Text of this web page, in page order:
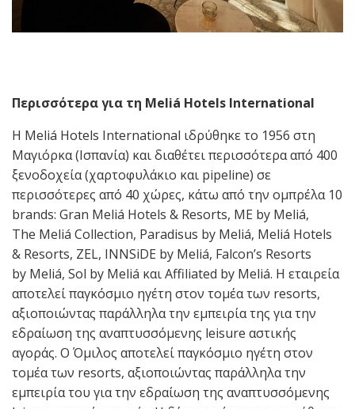
Περισσότερα για τη Meliá Hotels International
Η Meliá Hotels International ιδρύθηκε το 1956 στη
Μαγιόρκα (Ισπανία) και διαθέτει περισσότερα από 400
ξενοδοχεία (χαρτοφυλάκιο και pipeline) σε
περισσότερες από 40 χώρες, κάτω από την ομπρέλα 10
brands: Gran Meliá Hotels & Resorts, ME by Meliá,
The Meliá Collection, Paradisus by Meliá, Meliá Hotels
& Resorts, ZEL, INNSiDE by Meliá, Falcon’s Resorts
by Meliá, Sol by Meliá και Affiliated by Meliá. Η εταιρεία
αποτελεί παγκόσμιο ηγέτη στον τομέα των resorts,
αξιοποιώντας παράλληλα την εμπειρία της για την
εδραίωση της αναπτυσσόμενης leisure αστικής
αγοράς. Ο Όμιλος αποτελεί παγκόσμιο ηγέτη στον
τομέα των resorts, αξιοποιώντας παράλληλα την
εμπειρία του για την εδραίωση της αναπτυσσόμενης